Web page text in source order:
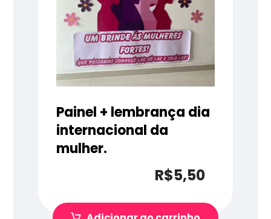
Painel + lembrança dia
internacional da
mulher.
R$5,50